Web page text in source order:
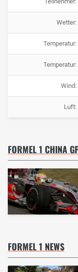
Wetter:
Temperatur:
Temperatur:
Wind:
Luft:
FORMEL 1 CHINA
FORMEL 1 NEWS